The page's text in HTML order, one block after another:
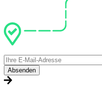
E-
Mail